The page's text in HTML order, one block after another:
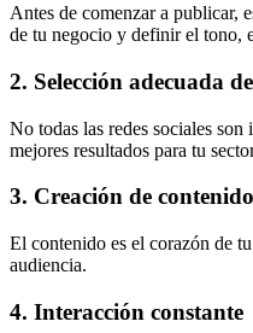
Antes de comenzar a publicar,
de tu negocio y definir el tono,
2. Selección adecuada
No todas las redes sociales
mejores resultados para tu
3. Creación de
El contenido es el corazón de
audiencia.
4. Interacción constante